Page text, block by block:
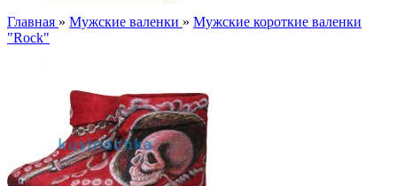
Главная » Мужские валенки » Мужские короткие валенки
"Rock"